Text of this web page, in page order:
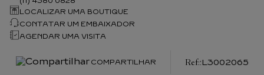
LOCALIZAR UMA BOUTIQUE
CONTATAR UM EMBAIXADOR
AGENDAR UMA VISITA
COMPARTILHAR :L3002065